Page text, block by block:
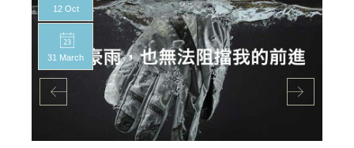
12 Oct
31 March